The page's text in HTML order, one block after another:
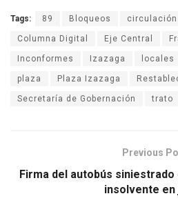
Tags: 89 Bloqueos circulación
Columna Digital Eje Central
Inconformes Izazaga locales
plaza Plaza Izazaga
Secretaría de Gobernación trato
Previous
Firma del autobús
insolvente en